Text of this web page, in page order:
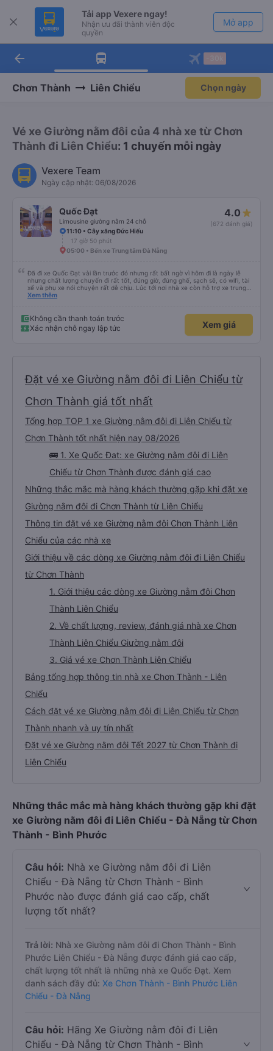
Tải app Vexere ngay!
Nhận ưu đãi thành viên độc
quyền
Mở app
Tải app Vexere
-30k/ghế khi đặt vé máy bay qua
Mở app
arrow_back
Chơn Thành Liên Chiểu Chọn ngày
Vé xe Giường nằm đôi của 4 nhà xe từ Chơn
Thành đi Liên Chiểu: 1 chuyến mỗi ngày
Vexere Team
Ngày cập nhật: 06/08/2026
Quốc Đạt
Limousine giường nằm 24 chỗ
4.0
(672 đánh giá)
11:10 • Cây xăng Đức Hiếu
17 giờ 50 phút
05:00 • Bến xe Trung tâm Đà Nẵng
Đã đi xe Quốc Đạt vài lần trước đó nhưng rất bất ngờ vì hôm đi là ngày lễ
nhưng chất lượng chuyến đi rất tốt, đúng giờ, đúng ghế, sạch sẽ, có wifi, tài
xế và phụ xe nói chuyện rất dễ chịu. Lúc tới nơi nhà xe còn hỗ trợ xe trung
chuyển tới tận nhà. 10đ cho nhà xe, hy vọng nhà xe duy trì được chất lượng
Xem thêm
Không cần thanh toán trước
Xác nhận chỗ ngay lập tức
Xem giá
Đặt vé xe Giường nằm đôi đi Liên Chiểu từ
Chơn Thành giá tốt nhất
Tổng hợp TOP 1 xe Giường nằm đôi đi Liên Chiểu từ
Chơn Thành tốt nhất hiện nay 08/2026
🚌 1. Xe Quốc Đạt: xe Giường nằm đôi đi Liên
Chiểu từ Chơn Thành được đánh giá cao
Những thắc mắc mà hàng khách thường gặp khi đặt xe
Giường nằm đôi đi Chơn Thành từ Liên Chiểu
Thông tin đặt vé xe Giường nằm đôi Chơn Thành Liên
Chiểu của các nhà xe
Giới thiệu về các dòng xe Giường nằm đôi đi Liên Chiểu
từ Chơn Thành
1. Giới thiệu các dòng xe Giường nằm đôi Chơn
Thành Liên Chiểu
2. Về chất lượng, review, đánh giá nhà xe Chơn
Thành Liên Chiểu Giường nằm đôi
3. Giá vé xe Chơn Thành Liên Chiểu
Bảng tổng hợp thông tin nhà xe Chơn Thành - Liên
Chiểu
Cách đặt vé xe Giường nằm đôi đi Liên Chiểu từ Chơn
Thành nhanh và uy tín nhất
Đặt vé xe Giường nằm đôi Tết 2027 từ Chơn Thành đi
Liên Chiểu
Những thắc mắc mà hàng khách thường gặp khi đặt
xe Giường nằm đôi đi Liên Chiểu - Đà Nẵng từ Chơn
Thành - Bình Phước
Câu hỏi: Nhà xe Giường nằm đôi đi Liên
Chiểu - Đà Nẵng từ Chơn Thành - Bình
Phước nào được đánh giá cao cấp, chất
lượng tốt nhất?
Trả lời: Nhà xe Giường nằm đôi đi Chơn Thành - Bình
Phước Liên Chiểu - Đà Nẵng được đánh giá cao cấp,
chất lượng tốt nhất là những nhà xe Quốc Đạt. Xem
danh sách đầy đủ: Xe Chơn Thành - Bình Phước Liên
Chiểu - Đà Nẵng
Câu hỏi: Hãng Xe Giường nằm đôi đi Liên
Chiểu - Đà Nẵng từ Chơn Thành - Bình